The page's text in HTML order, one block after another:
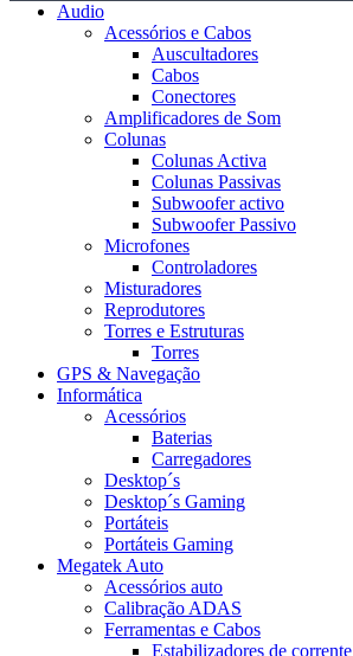
Audio
Acessórios e Cabos
Auscultadores
Cabos
Conectores
Amplificadores de Som
Colunas
Colunas Activa
Colunas Passivas
Subwoofer activo
Subwoofer Passivo
Microfones
Controladores
Misturadores
Reprodutores
Torres e Estruturas
Torres
GPS & Navegação
Informática
Acessórios
Baterias
Carregadores
Desktop´s
Desktop´s Gaming
Portáteis
Portáteis Gaming
Megatek Auto
Acessórios auto
Calibração ADAS
Ferramentas e Cabos
Estabilizadores de corrente